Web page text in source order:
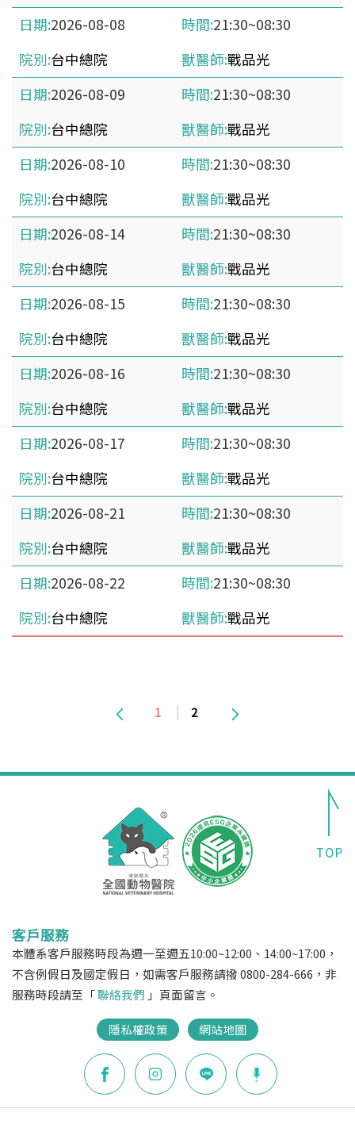
2026-08-08
21:30~08:30
台中總院
戰品光
2026-08-09
21:30~08:30
台中總院
戰品光
2026-08-10
21:30~08:30
台中總院
戰品光
2026-08-14
21:30~08:30
台中總院
戰品光
2026-08-15
21:30~08:30
台中總院
戰品光
2026-08-16
21:30~08:30
台中總院
戰品光
2026-08-17
21:30~08:30
台中總院
戰品光
2026-08-21
21:30~08:30
台中總院
戰品光
2026-08-22
21:30~08:30
台中總院
戰品光
1 2
客戶服務
本體系客戶服務時段為週一至週五10:00~12:00、14:00~17:00，
不含例假日及國定假日，如需客戶服務請撥 0800-284-666，非
服務時段請至「聯絡我們 」頁面留言。
隱私權政策 網站地圖